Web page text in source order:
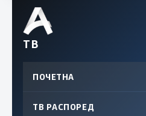
ТВ
ПОЧЕТНА
ТВ РАСПОРЕД